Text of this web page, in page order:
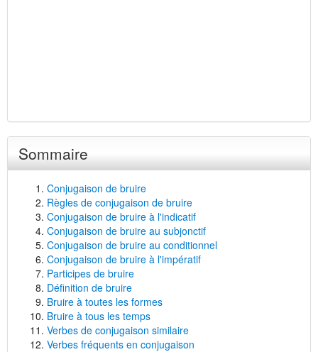
Sommaire
Conjugaison de bruire
Règles de conjugaison de bruire
Conjugaison de bruire à l'indicatif
Conjugaison de bruire au subjonctif
Conjugaison de bruire au conditionnel
Conjugaison de bruire à l'impératif
Participes de bruire
Définition de bruire
Bruire à toutes les formes
Bruire à tous les temps
Verbes de conjugaison similaire
Verbes fréquents en conjugaison